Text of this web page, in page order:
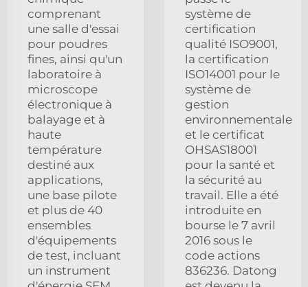
comprenant
une salle d'essai
pour poudres
fines, ainsi qu'un
laboratoire à
microscope
électronique à
balayage et à
haute
température
destiné aux
applications,
une base pilote
et plus de 40
ensembles
d'équipements
de test, incluant
un instrument
système de
certification
qualité ISO9001,
la certification
ISO14001 pour le
système de
gestion
environnementale
et le certificat
OHSAS18001
pour la santé et
la sécurité au
travail. Elle a été
introduite en
bourse le 7 avril
2016 sous le
code actions
836236. Datong